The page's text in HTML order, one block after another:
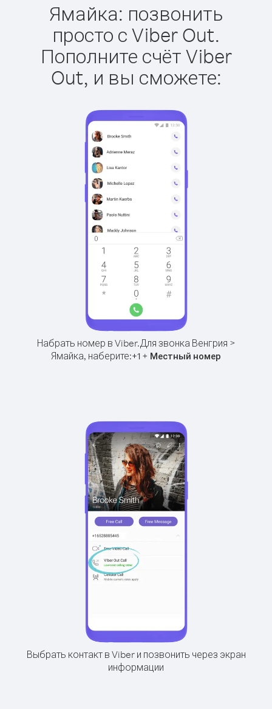
Ямайка: позвонить
просто с Viber Out.
Пополните счёт Viber
Out, и вы сможете:
Набрать номер в Viber.Для звонка Венгрия >
Ямайка, наберите:+1 + Местный номер
Выбрать контакт в Viber и позвонить через экран
информации